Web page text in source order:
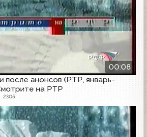
00:08
после анонсов (РТР, январь-
на РТР
2305